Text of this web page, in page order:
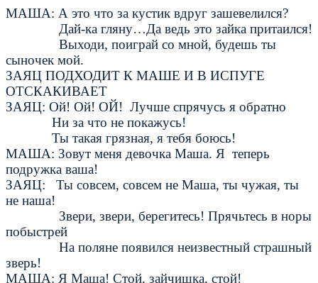
МАША: А это что за кустик вдруг зашевелился?
Дай-ка гляну…Да ведь это зайка притаился!
Выходи, поиграй со мной, будешь ты
сыночек мой.
ЗАЯЦ ПОДХОДИТ К МАШЕ И В ИСПУГЕ
ОТСКАКИВАЕТ
ЗАЯЦ: Ой! Ой! ОЙ! Лучше спрячусь я обратно
Ни за что не покажусь!
Ты такая грязная, я тебя боюсь!
МАША: Зовут меня девочка Маша. Я теперь
подружка ваша!
ЗАЯЦ: Ты совсем, совсем не Маша, ты чужая, ты
не наша!
Звери, звери, берегитесь! Прячьтесь в норы
побыстрей
На поляне появился неизвестный страшный
зверь!
МАША: Я Маша! Стой, зайчишка, стой!